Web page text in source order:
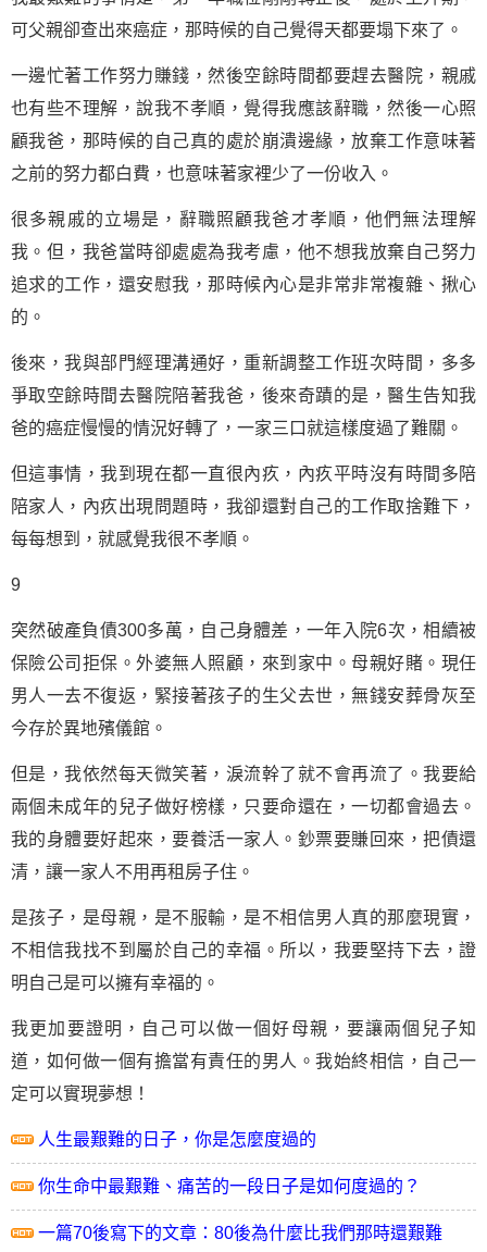
可父親卻查出來癌症，那時候的自己覺得天都要塌下來了。
一邊忙著工作努力賺錢，然後空餘時間都要趕去醫院，親戚
也有些不理解，說我不孝順，覺得我應該辭職，然後一心照
顧我爸，那時候的自己真的處於崩潰邊緣，放棄工作意味著
之前的努力都白費，也意味著家裡少了一份收入。
很多親戚的立場是，辭職照顧我爸才孝順，他們無法理解
我。但，我爸當時卻處處為我考慮，他不想我放棄自己努力
追求的工作，還安慰我，那時候內心是非常非常複雜、揪心
的。
後來，我與部門經理溝通好，重新調整工作班次時間，多多
爭取空餘時間去醫院陪著我爸，後來奇蹟的是，醫生告知我
爸的癌症慢慢的情況好轉了，一家三口就這樣度過了難關。
但這事情，我到現在都一直很內疚，內疚平時沒有時間多陪
陪家人，內疚出現問題時，我卻還對自己的工作取捨難下，
每每想到，就感覺我很不孝順。
9
突然破產負債300多萬，自己身體差，一年入院6次，相續被
保險公司拒保。外婆無人照顧，來到家中。母親好賭。現任
男人一去不復返，緊接著孩子的生父去世，無錢安葬骨灰至
今存於異地殯儀館。
但是，我依然每天微笑著，淚流幹了就不會再流了。我要給
兩個未成年的兒子做好榜樣，只要命還在，一切都會過去。
我的身體要好起來，要養活一家人。鈔票要賺回來，把債還
清，讓一家人不用再租房子住。
是孩子，是母親，是不服輸，是不相信男人真的那麼現實，
不相信我找不到屬於自己的幸福。所以，我要堅持下去，證
明自己是可以擁有幸福的。
我更加要證明，自己可以做一個好母親，要讓兩個兒子知
道，如何做一個有擔當有責任的男人。我始終相信，自己一
定可以實現夢想！
人生最艱難的日子，你是怎麼度過的
你生命中最艱難、痛苦的一段日子是如何度過的？
一篇70後寫下的文章：80後為什麼比我們那時還艱難